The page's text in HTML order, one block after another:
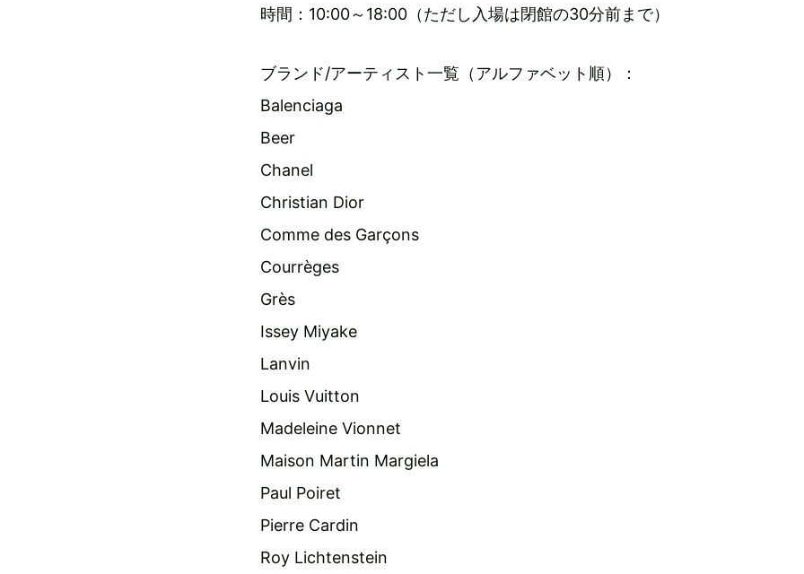
時間：10:00～18:00（ただし入場は閉館の30分前まで）
ブランド/アーティスト一覧（アルファベット順）：
Balenciaga
Beer
Chanel
Christian Dior
Comme des Garçons
Courrèges
Grès
Issey Miyake
Lanvin
Louis Vuitton
Madeleine Vionnet
Maison Martin Margiela
Paul Poiret
Pierre Cardin
Roy Lichtenstein